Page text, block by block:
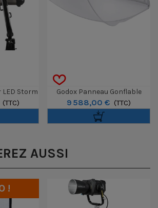
Storm
(TTC)
Godox Panneau Gonflable
KNOWLED AM1600R Color 4x8
9 588,00 € (TTC)
AUSSI
!